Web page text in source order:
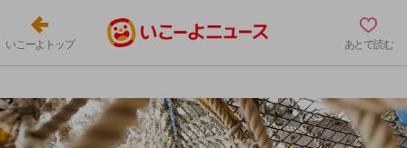
いこーよトップ あとで読む